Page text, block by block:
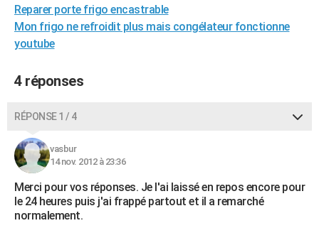
CARTE DE VOEUX
Carte de Noël
Carte Bonne année
Carte Saint-Valentin
Carte Pâques
Carte d'anniversaire
DICTIONNAIRE
PROGRAMME TV
FORUM
Bricolage
Lifestyle
Culture
Sport
Auto
Television
Voyage
Cinema
Reparer porte frigo encastrable
Mon frigo ne refroidit plus mais congélateur fonctionne
youtube
4 réponses
RÉPONSE 1 / 4
vasbur
14 nov. 2012 à 23:36
Merci pour vos réponses. Je l'ai laissé en repos encore pour
le 24 heures puis j'ai frappé partout et il a remarché
normalement.